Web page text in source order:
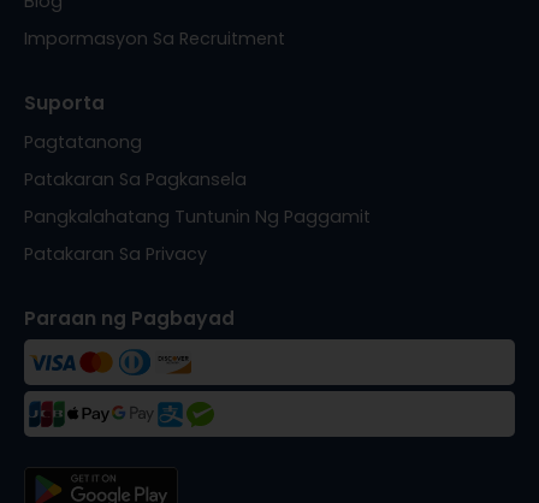
Impormasyon Sa Recruitment
Suporta
Pagtatanong
Patakaran Sa Pagkansela
Pangkalahatang Tuntunin Ng Paggamit
Patakaran Sa Privacy
Paraan ng Pagbayad